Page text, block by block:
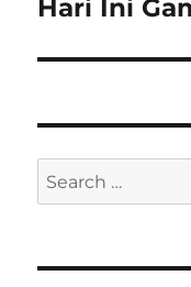
Hari Ini
Search
for: